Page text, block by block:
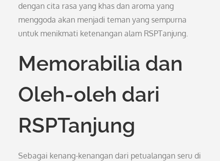
dengan cita rasa yang khas dan aroma yang
menggoda akan menjadi teman yang sempurna
untuk menikmati ketenangan alam RSPTanjung.
Memorabilia dan
Oleh-oleh dari
RSPTanjung
Sebagai kenang-kenangan dari petualangan seru di